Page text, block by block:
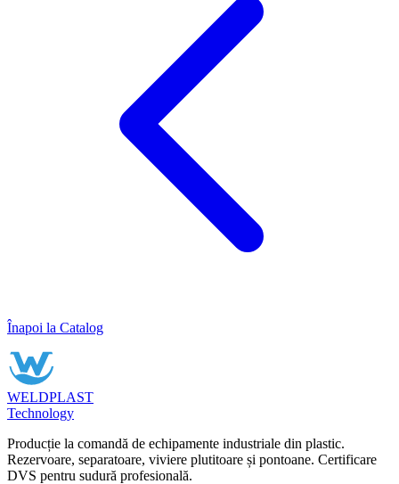
Înapoi la Catalog
WELDPLAST
Technology
Producție la comandă de echipamente industriale din plastic.
Rezervoare, separatoare, viviere plutitoare și pontoane. Certificare
DVS pentru sudură profesională.